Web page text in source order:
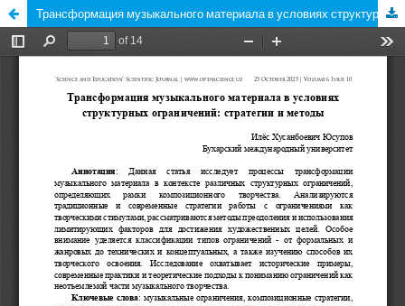
Трансформация музыкального материала в условиях структурных ограничений: стратегии и методы